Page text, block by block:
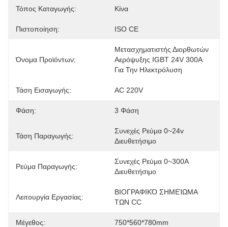
Τόπος Καταγωγής: Κίνα
Πιστοποίηση: ISO CE
Όνομα Προϊόντων:
Μετασχηματιστής Διορθωτών
Αερόψυξης IGBT 24V 300A
Για Την Ηλεκτρόλυση
Τάση Εισαγωγής: AC 220V
Φάση: 3 Φάση
Τάση Παραγωγής:
Συνεχές Ρεύμα 0~24v
Διευθετήσιμο
Ρεύμα Παραγωγής:
Συνεχές Ρεύμα 0~300A
Διευθετήσιμο
Λειτουργία Εργασίας:
ΒΙΟΓΡΑΦΙΚΌ ΣΗΜΕΊΩΜΑ
ΤΩΝ CC
Μέγεθος: 750*560*780mm